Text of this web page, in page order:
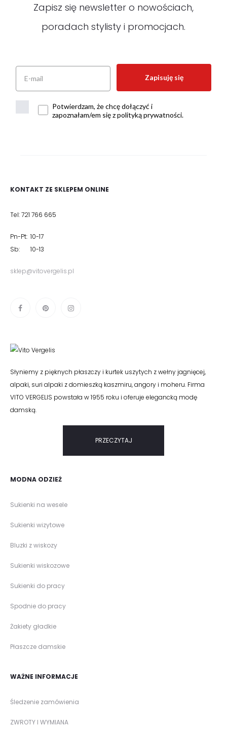
Zapisz się newsletter o nowościach,
poradach stylisty i promocjach.
Zapisuję się
Potwierdzam, że chcę dołączyć i
zapoznałam/em się z polityką prywatności.
KONTAKT ZE SKLEPEM ONLINE
Tel: 721 766 665
Pn-Pt: 10-17
Sb: 10-13
sklep@vitovergelis.pl
Słyniemy z pięknych płaszczy i kurtek uszytych z wełny jagnięcej,
alpaki, suri alpaki z domieszką kaszmiru, angory i moheru. Firma
VITO VERGELIS powstała w 1955 roku i oferuje elegancką modę
damską.
PRZECZYTAJ
MODNA ODZIEŻ
Sukienki na wesele
Sukienki wizytowe
Bluzki z wiskozy
Sukienki wiskozowe
Sukienki do pracy
Spodnie do pracy
Żakiety gładkie
Płaszcze damskie
WAŻNE INFORMACJE
Śledzenie zamówienia
ZWROTY I WYMIANA